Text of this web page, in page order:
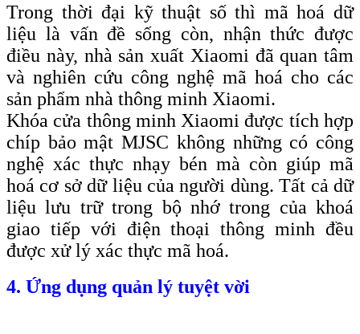
Trong thời đại kỹ thuật số thì mã hoá dữ
liệu là vấn đề sống còn, nhận thức được
điều này, nhà sản xuất Xiaomi đã quan tâm
và nghiên cứu công nghệ mã hoá cho các
sản phẩm nhà thông minh Xiaomi.
Khóa cửa thông minh Xiaomi được tích hợp
chíp bảo mật MJSC không những có công
nghệ xác thực nhạy bén mà còn giúp mã
hoá cơ sở dữ liệu của người dùng. Tất cả dữ
liệu lưu trữ trong bộ nhớ trong của khoá
giao tiếp với điện thoại thông minh đều
được xử lý xác thực mã hoá.
4. Ứng dụng quản lý tuyệt vời